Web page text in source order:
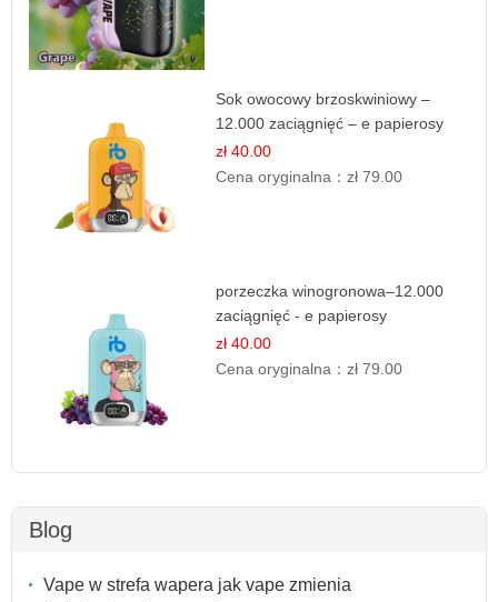
Sok owocowy brzoskwiniowy –
12.000 zaciągnięć – e papierosy
jednorazowe
zł 40.00
Cena oryginalna：zł 79.00
porzeczka winogronowa–12.000
zaciągnięć - e papierosy
zł 40.00
Cena oryginalna：zł 79.00
Blog
Vape w strefa wapera jak vape zmienia